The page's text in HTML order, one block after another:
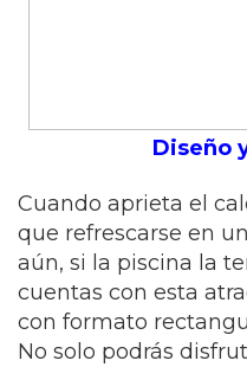
Diseño
Cuando aprieta el
que refrescarse en
aún, si la piscina la
cuentas con esta
con formato
No solo podrás